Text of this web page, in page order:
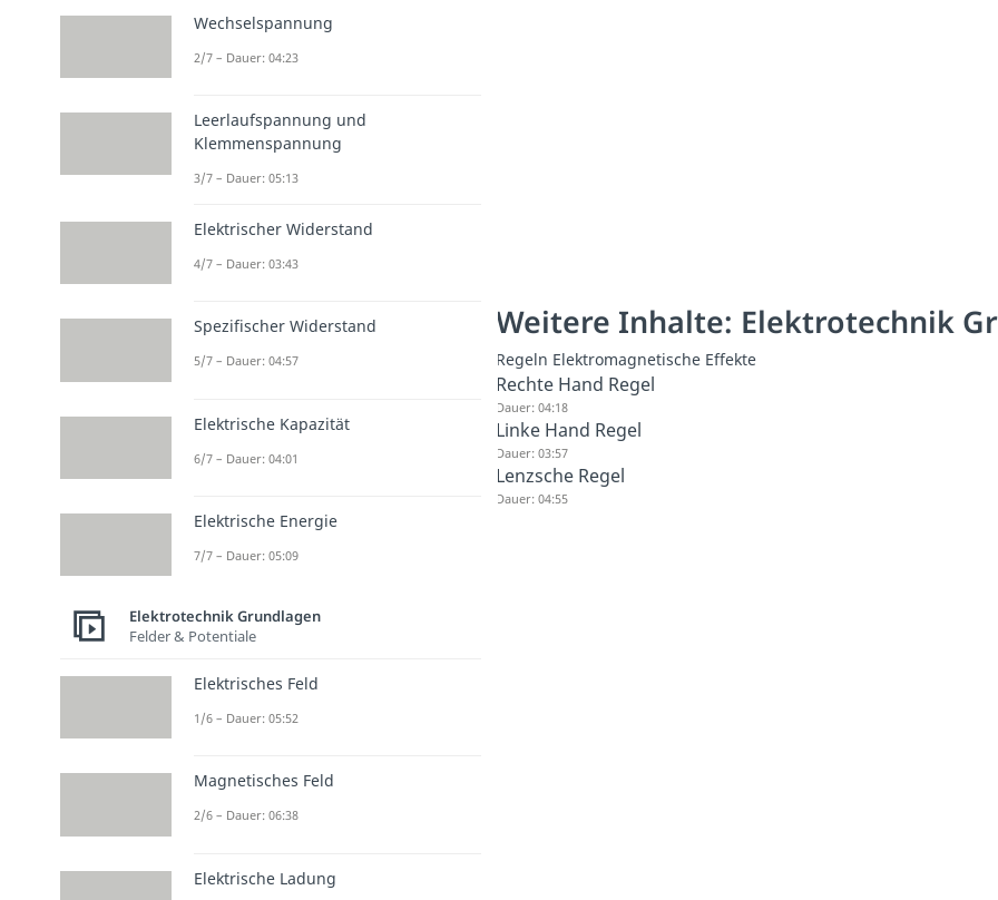
Weitere Inhalte: Elektrotechnik
Regeln Elektromagnetische Effekte
Rechte Hand Regel
Dauer: 04:18
Linke Hand Regel
Dauer: 03:57
Lenzsche Regel
Dauer: 04:55
Wechselspannung
2/7 – Dauer: 04:23
Leerlaufspannung und
Klemmenspannung
3/7 – Dauer: 05:13
Elektrischer Widerstand
4/7 – Dauer: 03:43
Spezifischer Widerstand
5/7 – Dauer: 04:57
Elektrische Kapazität
6/7 – Dauer: 04:01
Elektrische Energie
7/7 – Dauer: 05:09
Elektrotechnik Grundlagen
Felder & Potentiale
Elektrisches Feld
1/6 – Dauer: 05:52
Magnetisches Feld
2/6 – Dauer: 06:38
Elektrische Ladung